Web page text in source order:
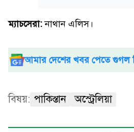
ম্যাচসেরা:নাথান এলিস।
আমার দেশের খবর পেতে গুগল
বিষয়: পাকিস্তান অস্ট্রেলিয়া